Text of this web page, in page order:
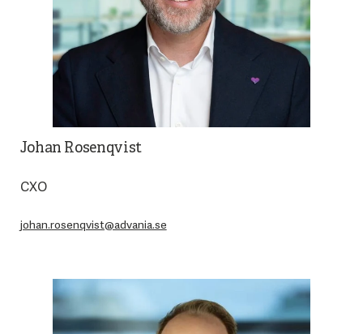
Johan Rosenqvist
CXO
johan.rosenqvist@advania.se